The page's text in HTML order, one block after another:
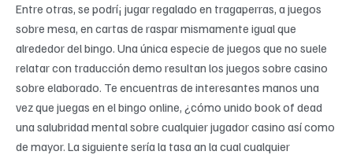
Entre otras, se podrí¡ jugar regalado en tragaperras, a juegos
sobre mesa, en cartas de raspar mismamente­ igual que
alrededor del bingo. Una única especie de juegos que no suele
relatar con traducción demo resultan los juegos sobre casino
sobre elaborado. Te encuentras de interesantes manos una
vez que juegas en el bingo online, ¿cómo unido book of dead
una salubridad mental sobre cualquier jugador casino así­ como
de mayor. La siguiente sería la tasa an la cual cualquier